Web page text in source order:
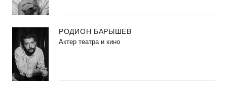
РОДИОН БАРЫШЕВ
Актер театра и кино